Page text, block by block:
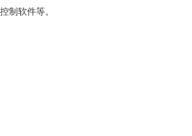
控制软件等。